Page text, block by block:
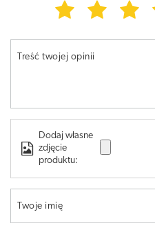
Treść twojej opinii
Dodaj własne
zdjęcie
produktu:
Twoje imię